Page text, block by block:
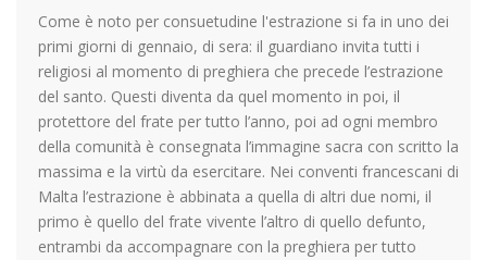
Come è noto per consuetudine l'estrazione si fa in uno dei
primi giorni di gennaio, di sera: il guardiano invita tutti i
religiosi al momento di preghiera che precede l’estrazione
del santo. Questi diventa da quel momento in poi, il
protettore del frate per tutto l’anno, poi ad ogni membro
della comunità è consegnata l’immagine sacra con scritto la
massima e la virtù da esercitare. Nei conventi francescani di
Malta l’estrazione è abbinata a quella di altri due nomi, il
primo è quello del frate vivente l’altro di quello defunto,
entrambi da accompagnare con la preghiera per tutto